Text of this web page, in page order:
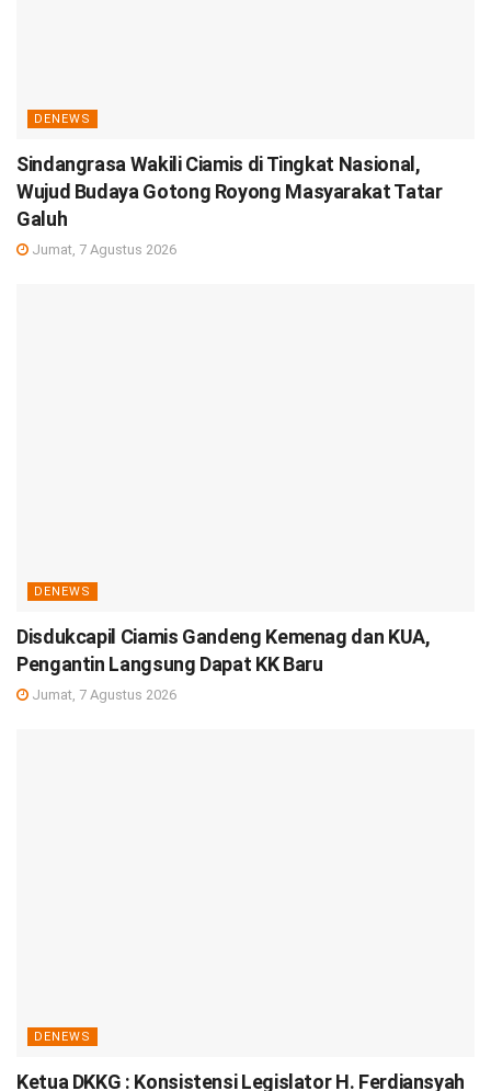
DENEWS
Sindangrasa Wakili Ciamis di Tingkat Nasional,
Wujud Budaya Gotong Royong Masyarakat Tatar
Galuh
Jumat, 7 Agustus 2026
DENEWS
Disdukcapil Ciamis Gandeng Kemenag dan KUA,
Pengantin Langsung Dapat KK Baru
Jumat, 7 Agustus 2026
DENEWS
Ketua DKKG : Konsistensi Legislator H. Ferdiansyah